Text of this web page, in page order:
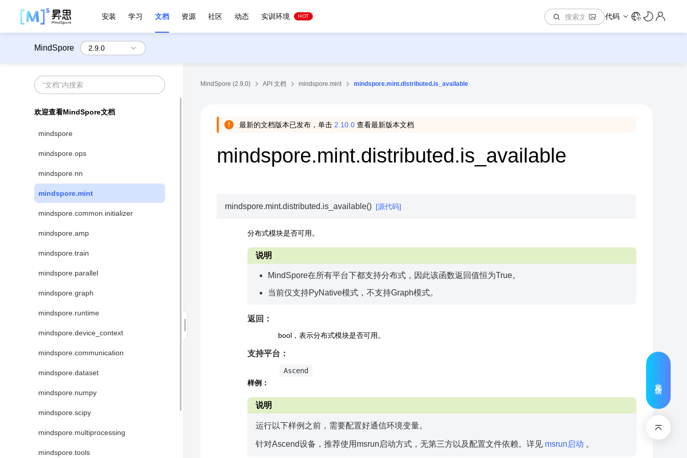
安装 学习 文档 资源 社区 动态 实训环境 HOT 代码 中
MindSpore
欢迎查看MindSpore文档
mindspore
mindspore.ops
mindspore.nn
mindspore.mint
mindspore.common.initializer
mindspore.amp
mindspore.train
mindspore.parallel
mindspore.graph
mindspore.runtime
mindspore.device_context
mindspore.communication
mindspore.dataset
mindspore.numpy
mindspore.scipy
mindspore.multiprocessing
mindspore.tools
MindSpore (2.9.0) API 文档 mindspore.mint mindspore.mint.distributed.is_available
最新的文档版本已发布，单击 2.10.0 查看最新版本文档
mindspore.mint.distributed.is_available
mindspore.mint.distributed.is_available() [源代码]
分布式模块是否可用。
说明
MindSpore在所有平台下都支持分布式，因此该函数返回值恒为True。
当前仅支持PyNative模式，不支持Graph模式。
返回：
bool，表示分布式模块是否可用。
支持平台：
Ascend
样例：
说明
运行以下样例之前，需要配置好通信环境变量。
针对Ascend设备，推荐使用msrun启动方式，无第三方以及配置文件依赖。详见 msrun启动 。